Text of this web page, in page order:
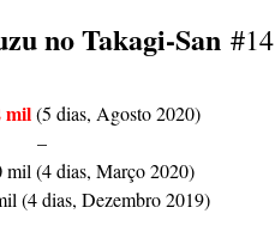
no Takagi-San #14
mil(5 dias, Agosto 2020)
–
mil (4 dias, Março 2020)
(4 dias, Dezembro 2019)